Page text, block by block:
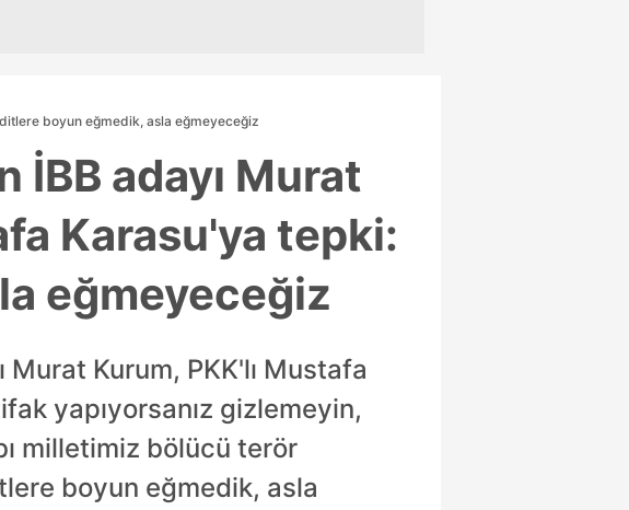
boyun eğmedik, asla eğmeyeceğiz
İBB adayı Murat
Karasu'ya tepki:
eğmeyeceğiz
Murat Kurum, PKK'lı Mustafa
yapıyorsanız gizlemeyin,
milletimiz bölücü terör
boyun eğmedik, asla